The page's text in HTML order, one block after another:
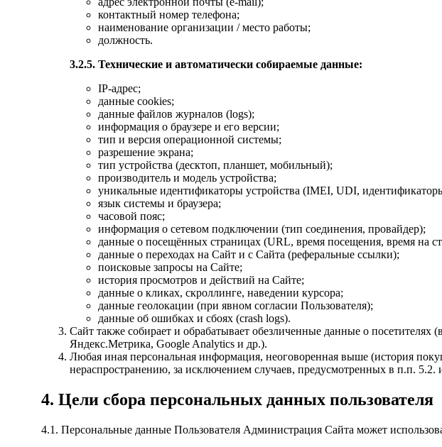
контактный номер телефона;
наименование организации / место работы;
должность.
3.2.5. Технические и автоматически собираемые данные:
IP-адрес;
данные cookies;
данные файлов журналов (logs);
информация о браузере и его версии;
тип и версия операционной системы;
разрешение экрана;
тип устройства (десктоп, планшет, мобильный);
производитель и модель устройства;
уникальные идентификаторы устройства (IMEI, UDI,
язык системы и браузера;
часовой пояс;
информация о сетевом подключении (тип соединения, провайдер);
данные о посещённых страницах (URL, время посещения, время на
данные о переходах на Сайт и с Сайта (реферальные ссылки);
поисковые запросы на Сайте;
история просмотров и действий на Сайте;
данные о кликах, скроллинге, наведении курсора;
данные геолокации (при явном согласии Пользователя);
данные об ошибках и сбоях (crash logs).
Сайт также собирает и обрабатывает обезличенные данные о
Яндекс.Метрика, Google Analytics и др.).
Любая иная персональная информация, неоговоренная выше (история
нераспространению, за исключением случаев, предусмотренных в п.п.
4. Цели сбора персональных данных пользователя
4.1. Персональные данные Пользователя Администрация Сайта может